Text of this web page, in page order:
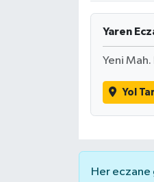
Yaren
Yeni
Yol
Her eczane